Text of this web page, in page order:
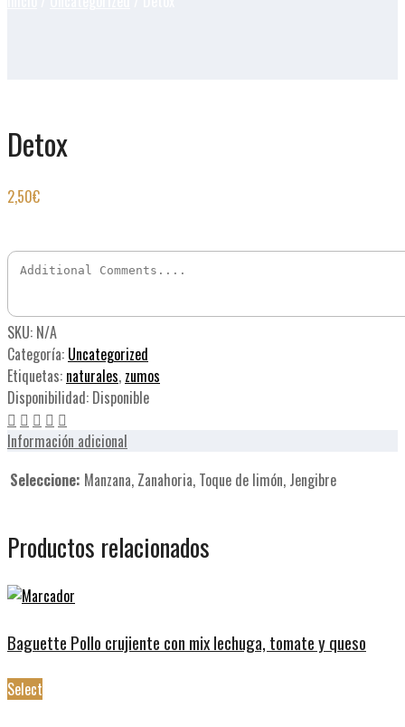
Detox
2,50€
SKU: N/A
Categoría: Uncategorized
Etiquetas: naturales, zumos
Disponibilidad: Disponible
Información adicional
Seleccione: Manzana, Zanahoria, Toque de limón, Jengibre
Productos relacionados
Baguette Pollo crujiente con mix lechuga, tomate y queso
Select